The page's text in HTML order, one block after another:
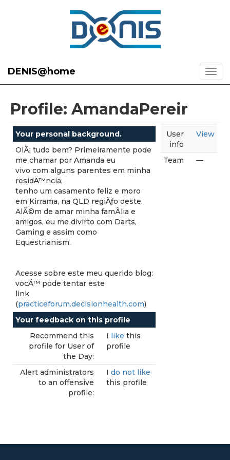
DENIS@home
Profile: AmandaPereir
Your personal background.
OlÃ¡ tudo bem? Primeiramente pode
me chamar por Amanda eu
vivo com alguns parentes em minha
residÄ™ncia,
tenho um casamento feliz e moro
em Kirrama, na QLD regiÄƒo oeste.
AlÃ©m de amar minha famÃ­lia e
amigos, eu me divirto com Darts,
Gaming e assim como
Equestrianism.
Acesse sobre este meu querido blog:
vocÄ™ pode tentar este
link
(practiceforum.decisionhealth.com)
Your feedback on this profile
Recommend this
profile for User of
the Day:
I like this
profile
Alert administrators
to an offensive
profile:
I do not like
this profile
User
info
View
Team —